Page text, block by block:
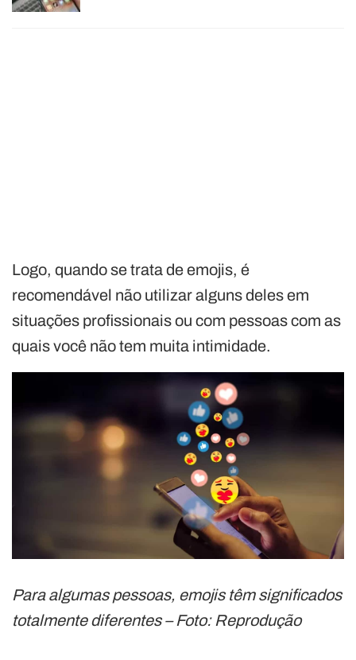
Logo, quando se trata de emojis, é
recomendável não utilizar alguns deles em
situações profissionais ou com pessoas com as
quais você não tem muita intimidade.
Para algumas pessoas, emojis têm significados
totalmente diferentes – Foto: Reprodução